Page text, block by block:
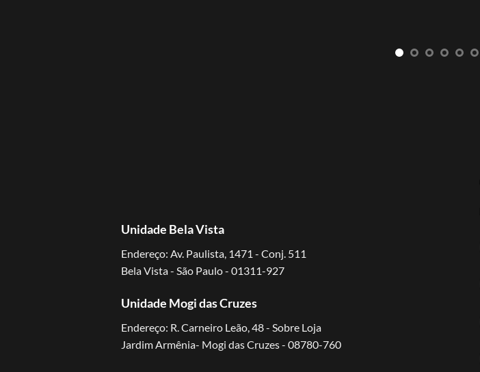
Unidade Bela Vista
Endereço: Av. Paulista, 1471 - Conj. 511
Bela Vista - São Paulo - 01311-927
Unidade Mogi das Cruzes
Endereço: R. Carneiro Leão, 48 - Sobre Loja
Jardim Armênia- Mogi das Cruzes - 08780-760